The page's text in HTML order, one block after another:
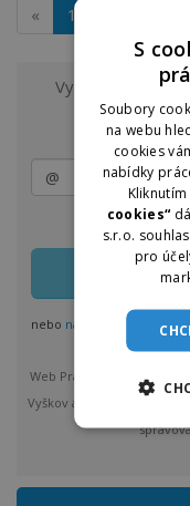
« 1
Vyzkoušejte
Zasílání lze
nebo nastavit odběr pro
Web Práce u nás vám
Vyškov a okolí. Po
S
Soubory
na webu
cookies
nabídky
cookies“
s.r.o.
pro